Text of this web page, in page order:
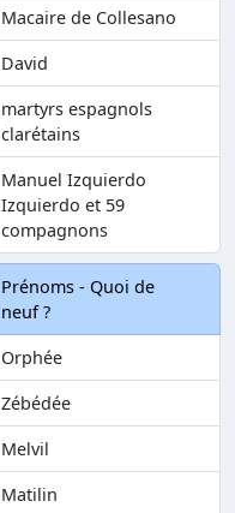
Macaire de Collesano
David
martyrs espagnols
clarétains
Manuel Izquierdo
Izquierdo et 59
compagnons
Prénoms - Quoi de
neuf ?
Orphée
Zébédée
Melvil
Matilin